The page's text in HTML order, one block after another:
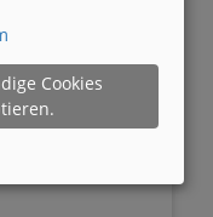
Cookies